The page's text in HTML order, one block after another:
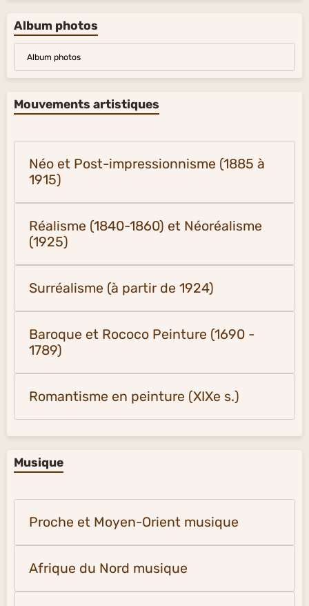
Album photos
Album photos
Mouvements artistiques
Néo et Post-impressionnisme (1885 à
1915)
Réalisme (1840-1860) et Néoréalisme
(1925)
Surréalisme (à partir de 1924)
Baroque et Rococo Peinture (1690 -
1789)
Romantisme en peinture (XIXe s.)
Musique
Proche et Moyen-Orient musique
Afrique du Nord musique